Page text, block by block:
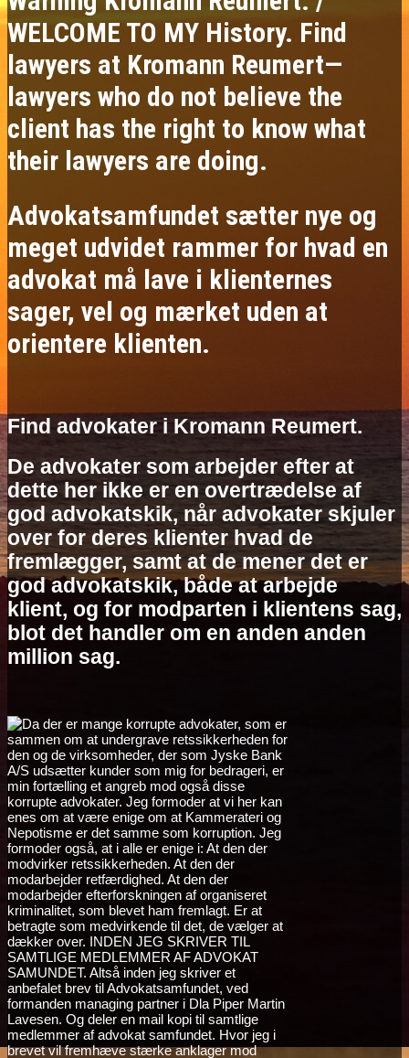
WELCOME TO MY History. Find
lawyers at Kromann Reumert—
lawyers who do not believe the
client has the right to know what
their lawyers are doing.
Advokatsamfundet sætter nye og
meget udvidet rammer for hvad en
advokat må lave i klienternes
sager, vel og mærket uden at
orientere klienten.
Find advokater i Kromann Reumert.
De advokater som arbejder efter at
dette her ikke er en overtrædelse af
god advokatskik, når advokater skjuler
over for deres klienter hvad de
fremlægger, samt at de mener det er
god advokatskik, både at arbejde
klient, og for modparten i klientens sag,
blot det handler om en anden anden
million sag.